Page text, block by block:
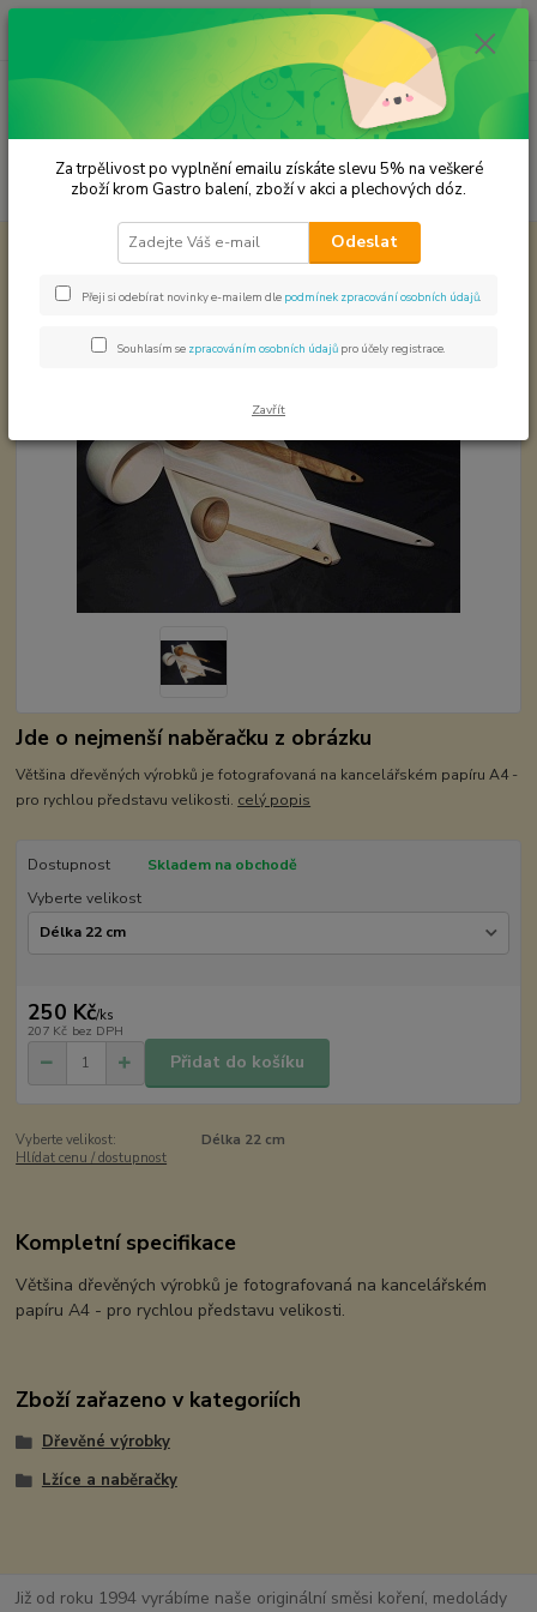
Menu
Hledat
ks
za 0,00 Kč
Dřevěné výrobky Naběračka dřevěná
Naběračka dřevěná
Jde o nejmenší naběračku z obrázku
Většina dřevěných výrobků je fotografovaná na kancelářském papíru A4 -
pro rychlou představu velikosti. celý popis
Dostupnost
Skladem na obchodě
Vyberte velikost
250 Kč/ks
207 Kč bez DPH
Přidat do košíku
Vyberte velikost:
Délka 22 cm
Hlídat cenu / dostupnost
Kompletní specifikace
Většina dřevěných výrobků je fotografovaná na kancelářském
papíru A4 - pro rychlou představu velikosti.
Zboží zařazeno v kategoriích
Dřevěné výrobky
Lžíce a naběračky
Již od roku 1994 vyrábíme naše originální směsi koření, medolády
Za trpělivost po vyplnění emailu získáte slevu 5% na veškeré
zboží krom Gastro balení, zboží v akci a plechových dóz.
Odeslat
Přeji si odebírat novinky e-mailem dle podmínek zpracování osobních údajů
Souhlasím se zpracováním osobních údajů pro účely registrace.
Zavřít